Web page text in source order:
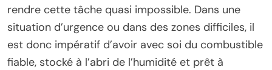
rendre cette tâche quasi impossible. Dans une
situation d’urgence ou dans des zones difficiles, il
est donc impératif d’avoir avec soi du combustible
fiable, stocké à l’abri de l’humidité et prêt à